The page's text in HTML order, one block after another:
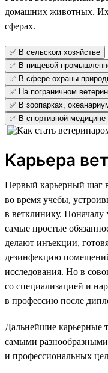
домашних животных. Их
сферах.
✅ В сельском хозяйстве
✅ В пищевой
✅ В сфере охраны
✅ На пограничном
✅ В зоопарках,
✅ В спортивной медицине
Карьера
Первый карьерный шаг
во время учебы,
в ветклинику.
самые простые
делают инъекции,
дезинфекцию
исследования. Но в
со специализацией и
в профессию после
Дальнейшие карьерные
самыми
и профессиональных